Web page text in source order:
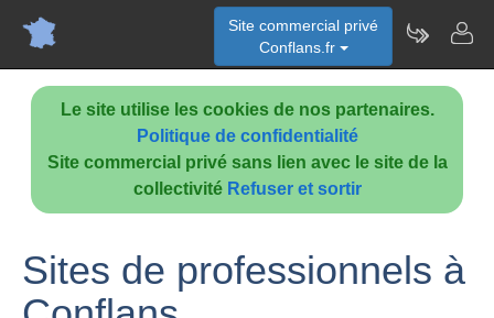
Le site utilise les cookies de nos partenaires.
Politique de confidentialité
Site commercial privé sans lien avec le site de la
collectivité Refuser et sortir
Site commercial privé
Conflans.fr
Sites de professionnels à